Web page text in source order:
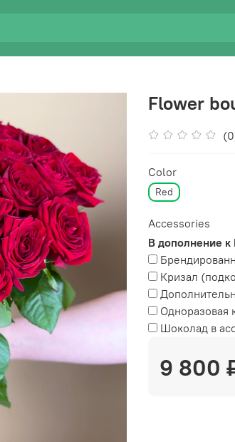
Flower
Color
Red
Accessories
В дополнение к
Кризал
Одноразовая
Шоколад в
9 800